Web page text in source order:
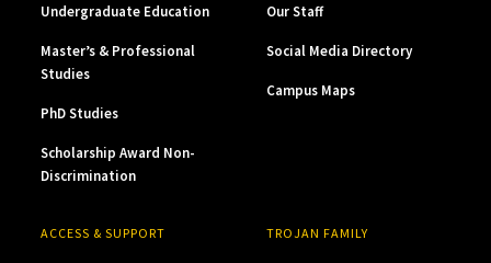
Undergraduate Education
Master’s & Professional
Studies
PhD Studies
Scholarship Award Non-
Discrimination
Our Staff
Social Media Directory
Campus Maps
ACCESS & SUPPORT TROJAN FAMILY